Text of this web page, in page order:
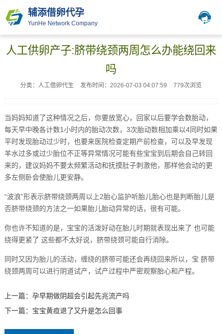
辅添借卵代孕
YunHe Network Company
人工供卵产子:脐带绕颈两周怎么办能绕回来
吗
分类：人工借卵代生 发布时间：2026-07-03 04:07:59 779次浏览
当妈妈知道了这种情况之后，你要放宽心，回家以后要学会数胎动，
每天早中晚各计数1小时内的胎动次数，3次胎动数相加乘以4同时如果
平时发现胎动过少时，也要来医院检查定期产前检查，可以及早发现
羊水过多或过少胎位不正等异常情况可能有些宝宝到后期会自己转回
来的，建议妈妈不要太频繁活动和抚摸肚子刺激他，那样他会动的更
多左侧卧会使胎儿更安静。
“波浪”形表示脐带绕颈两周以上2胎心监护听胎儿胎心也是判断胎儿是
否脐带绕颈的方法之一如果胎儿胎动异常的话，很有可能。
你也许不知道的是，宝宝的活泼好动在胎儿时期就表现出来了 也可能
绕得更紧了 这些都不太好说，脐带绕颈可能自行消除。
同时又因为胎儿的活动，缠绕的脐带可能还会再绕回来所以，宝 脐带
绕颈两周可以进行阴道试产，试产过程中严密观察胎心和产程。
上一篇： 孕早期做阴超会引起先兆流产吗
下一篇： 宝宝黄疸退了又升是怎么回事